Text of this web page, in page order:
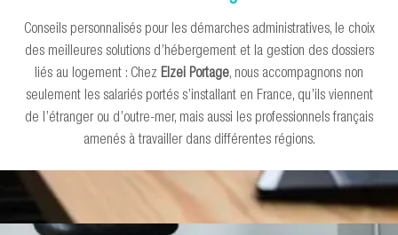
Conseils personnalisés pour les démarches administratives, le choix
des meilleures solutions d’hébergement et la gestion des dossiers
liés au logement : Chez Elzei Portage, nous accompagnons non
seulement les salariés portés s’installant en France, qu’ils viennent
de l’étranger ou d’outre-mer, mais aussi les professionnels français
amenés à travailler dans différentes régions.